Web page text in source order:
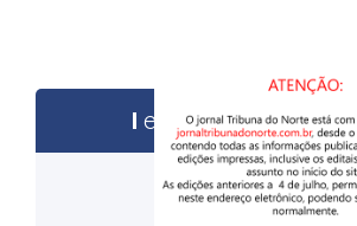
edições